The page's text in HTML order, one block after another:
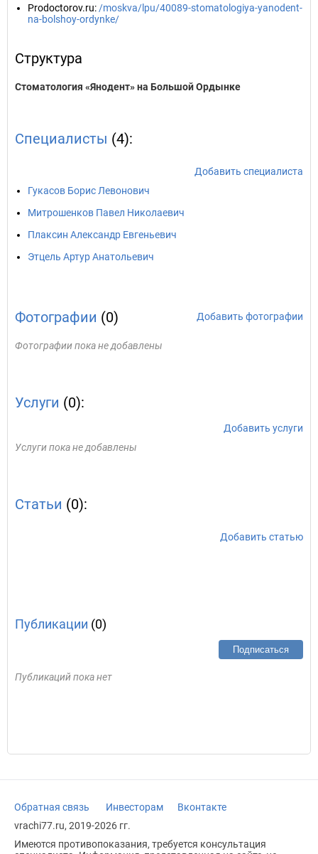
Prodoctorov.ru: /moskva/lpu/40089-stomatologiya-yanodent-
na-bolshoy-ordynke/
Структура
Стоматология «Янодент» на Большой Ордынке
Специалисты (4):
Добавить специалиста
Гукасов Борис Левонович
Митрошенков Павел Николаевич
Плаксин Александр Евгеньевич
Этцель Артур Анатольевич
Фотографии (0) Добавить фотографии
Фотографии пока не добавлены
Услуги (0):
Добавить услуги
Услуги пока не добавлены
Статьи (0):
Добавить статью
Публикации (0)
Подписаться
Публикаций пока нет
Обратная связь Инвесторам
Вконтакте
vrachi77.ru, 2019-2026 гг.
Имеются противопоказания, требуется консультация